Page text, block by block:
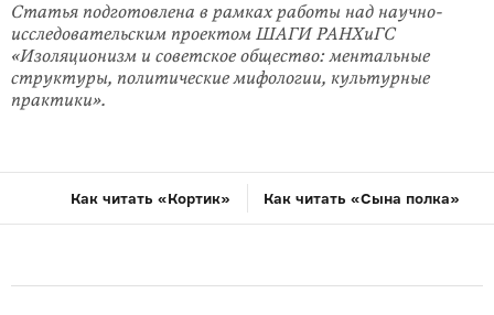
Статья подготовлена в рамках работы над научно-
исследовательским проектом ШАГИ РАНХиГС
«Изоляционизм и советское общество: ментальные
структуры, политические мифологии, культурные
практики».
Как читать «Кортик» Как читать «Сына полка»